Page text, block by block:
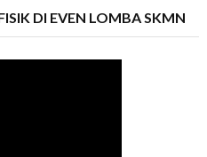
DI EVEN LOMBA SKMN